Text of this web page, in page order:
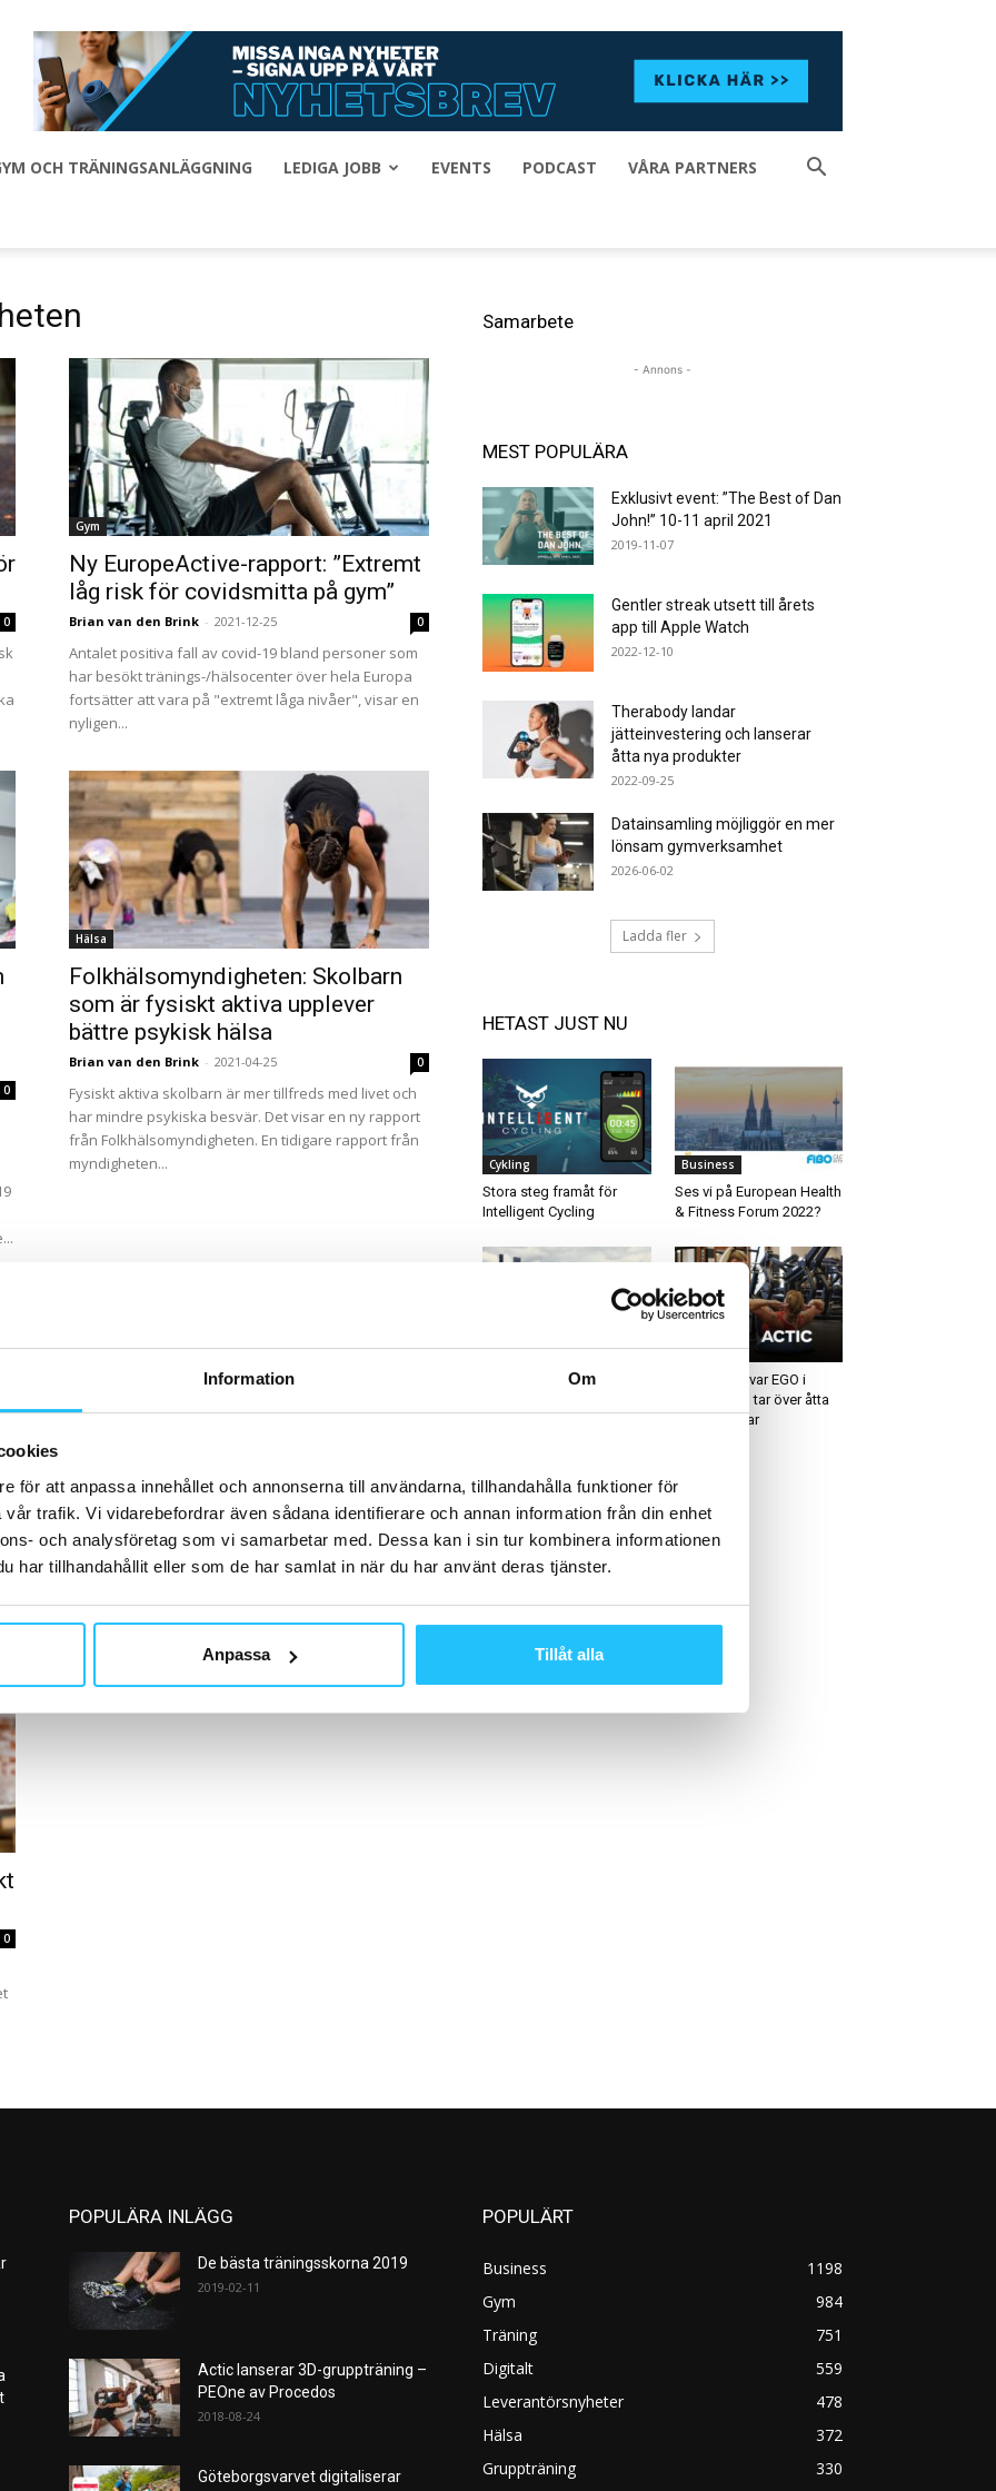
Information Om
för att anpassa innehållet och annonserna till användarna, tillhandahålla funktioner för
trafik. Vi vidarebefordrar även sådana identifierare och annan information från din enhet
och analysföretag som vi samarbetar med. Dessa kan i sin tur kombinera informationen
har tillhandahållit eller som de har samlat in när du har använt deras tjänster.
Anpassa Tillåt alla
OCH TRÄNINGSANLÄGGNING LEDIGA JOBB EVENTS PODCAST VÅRA PARTNERS
0
Gym
Ny EuropeActive-rapport: ”Extremt
låg risk för covidsmitta på gym”
Brian van den Brink - 2021-12-25 0
Antalet positiva fall av covid-19 bland personer som
har besökt tränings-/hälsocenter över hela Europa
fortsätter att vara på "extremt låga nivåer", visar en
nyligen...
0
Hälsa
Folkhälsomyndigheten: Skolbarn
som är fysiskt aktiva upplever
bättre psykisk hälsa
Brian van den Brink - 2021-04-25 0
Fysiskt aktiva skolbarn är mer tillfreds med livet och
har mindre psykiska besvär. Det visar en ny rapport
från Folkhälsomyndigheten. En tidigare rapport från
myndigheten...
0
Så tränar svenska folket: Var tredje
tränar för att få bättre...
Brian van den Brink - 2020-01-14 0
minst en gång i veckan och fler än var tredje (36 %)
tränar för att...
0
Samarbete
- Annons -
MEST POPULÄRA
Exklusivt event: ”The Best of Dan
John!” 10-11 april 2021
2019-11-07
Gentler streak utsett till årets
app till Apple Watch
2022-12-10
Therabody landar
jätteinvestering och lanserar
åtta nya produkter
2022-09-25
Datainsamling möjliggör en mer
lönsam gymverksamhet
2026-06-02
Ladda fler
HETAST JUST NU
Cykling
Stora steg framåt för
Intelligent Cycling
Business
Ses vi på European Health
& Fitness Forum 2022?
Digitalt
Polar lanserar
Business
Actic förvärvar EGO i
Sundsvall – tar över åtta
anläggningar
POPULÄRA INLÄGG
De bästa träningsskorna 2019
2019-02-11
Actic lanserar 3D-gruppträning –
PEOne av Procedos
2018-08-24
Göteborgsvarvet digitaliserar
POPULÄRT
Business
1198
Gym
984
Träning
751
Digitalt
559
Leverantörsnyheter
478
Hälsa
372
Gruppträning
330